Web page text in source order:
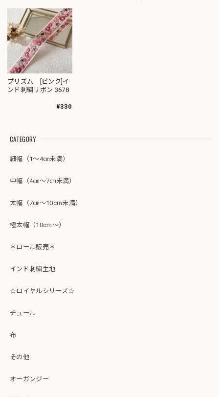
プリズム [ピンク]イ
ンド刺繍リボン 3678
¥330
CATEGORY
細幅（1～4㎝未満）
中幅（4㎝～7㎝未満）
太幅（7㎝～10cm未満）
極太幅（10cm～）
＊ロール販売＊
インド刺繍生地
☆ロイヤルシリーズ☆
チュール
布
その他
オーガンジー